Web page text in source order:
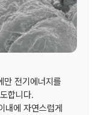
전기에너지를
합니다.
내에 자연스럽게